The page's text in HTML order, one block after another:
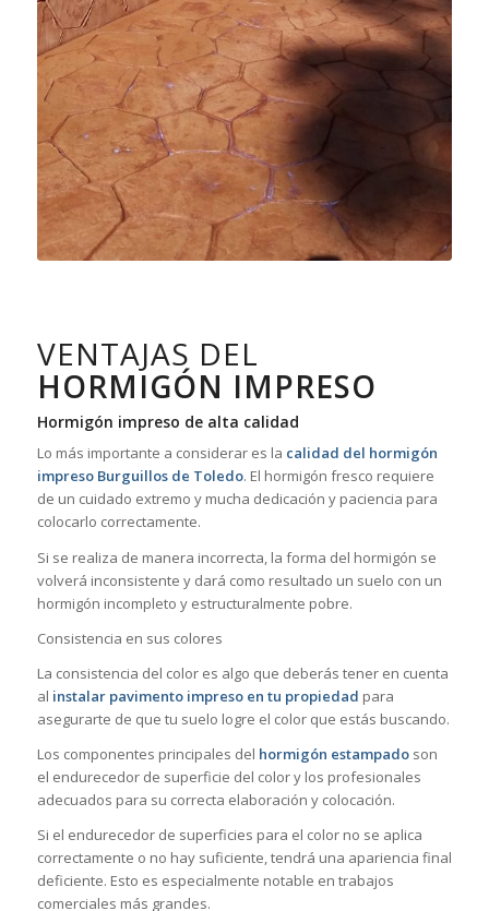
VENTAJAS DEL
HORMIGÓN IMPRESO
Hormigón impreso de alta calidad
Lo más importante a considerar es la calidad del hormigón
impreso Burguillos de Toledo. El hormigón fresco requiere
de un cuidado extremo y mucha dedicación y paciencia para
colocarlo correctamente.
Si se realiza de manera incorrecta, la forma del hormigón se
volverá inconsistente y dará como resultado un suelo con un
hormigón incompleto y estructuralmente pobre.
Consistencia en sus colores
La consistencia del color es algo que deberás tener en cuenta
al instalar pavimento impreso en tu propiedad para
asegurarte de que tu suelo logre el color que estás buscando.
Los componentes principales del hormigón estampadoson
el endurecedor de superficie del color y los profesionales
adecuados para su correcta elaboración y colocación.
Si el endurecedor de superficies para el color no se aplica
correctamente o no hay suficiente, tendrá una apariencia final
deficiente. Esto es especialmente notable en trabajos
comerciales más grandes.